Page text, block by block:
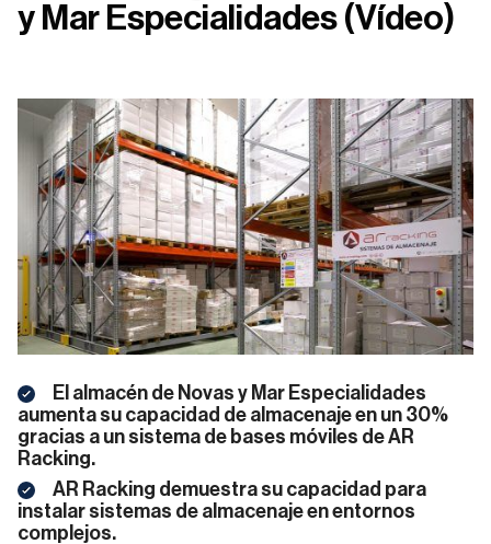
Racks
de
Carga
Pesada
Pallet
Shuttle
Rack
Selectivo
Rack
de
Pasillo
Automatizados
para
pallets
Almacenes
Autoportantes
Automático
para
Pallets
Alimentación
y Bebidas
Automoción
Logística,
o 3PL
E-
Farmacia
y
Industria
Manufacturera
Empresa Calidad
Sostenibilidad
Trabaja
con
nosotros
Noticias Blog
y Mar Especialidades (Vídeo)
El almacén de Novas y Mar Especialidades
aumenta su capacidad de almacenaje en un 30%
gracias a un sistema de bases móviles de AR
Racking.
AR Racking demuestra su capacidad para
instalar sistemas de almacenaje en entornos
complejos.